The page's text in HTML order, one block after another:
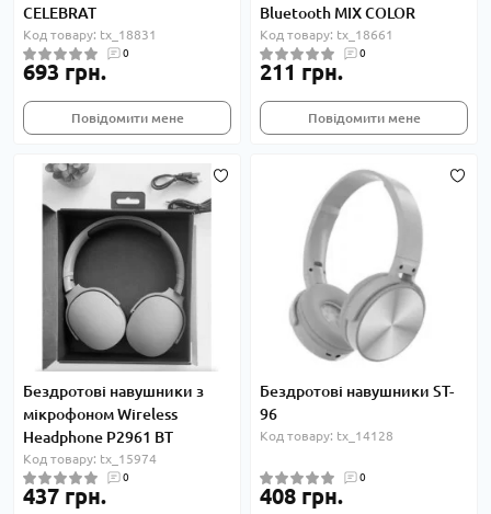
CELEBRAT
Код товару: tx_18831
0
693 грн.
Повідомити мене
Bluetooth MIX COLOR
Код товару: tx_18661
0
211 грн.
Повідомити мене
Бездротові навушники з
мікрофоном Wireless
Headphone P2961 BT
Код товару: tx_15974
0
437 грн.
Бездротові навушники ST-
96
Код товару: tx_14128
0
408 грн.